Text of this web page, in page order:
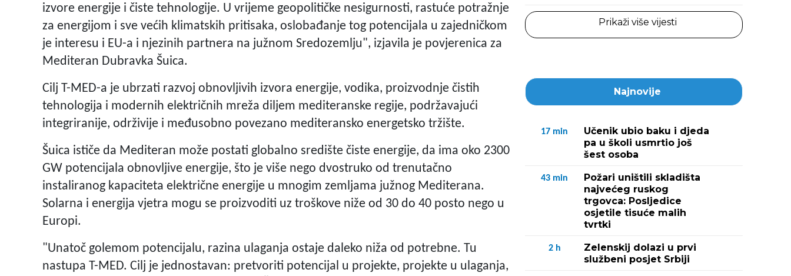
izvore energije i čiste tehnologije. U vrijeme geopolitičke nesigurnosti, rastuće potražnje
za energijom i sve većih klimatskih pritisaka, oslobađanje tog potencijala u zajedničkom
je interesu i EU-a i njezinih partnera na južnom Sredozemlju", izjavila je povjerenica za
Mediteran Dubravka Šuica.
Cilj T-MED-a je ubrzati razvoj obnovljivih izvora energije, vodika, proizvodnje čistih
tehnologija i modernih električnih mreža diljem mediteranske regije, podržavajući
integriranije, održivije i međusobno povezano mediteransko energetsko tržište.
Šuica ističe da Mediteran može postati globalno središte čiste energije, da ima oko 2300
GW potencijala obnovljive energije, što je više nego dvostruko od trenutačno
instaliranog kapaciteta električne energije u mnogim zemljama južnog Mediterana.
Solarna i energija vjetra mogu se proizvoditi uz troškove niže od 30 do 40 posto nego u
Europi.
"Unatoč golemom potencijalu, razina ulaganja ostaje daleko niža od potrebne. Tu
nastupa T-MED. Cilj je jednostavan: pretvoriti potencijal u projekte, projekte u ulaganja,
Prikaži više vijesti
Najnovije
17 min
Učenik ubio baku i djeda
pa u školi usmrtio još
šest osoba
43 min
Požari uništili skladišta
najvećeg ruskog
trgovca: Posljedice
osjetile tisuće malih
tvrtki
2 h
Zelenskij dolazi u prvi
službeni posjet Srbiji